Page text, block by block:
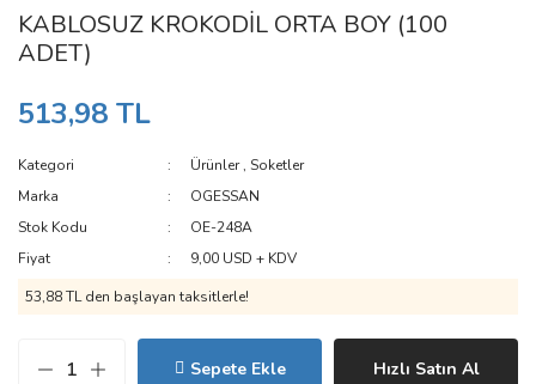
KABLOSUZ KROKODİL ORTA BOY (100
ADET)
513,98 TL
Kategori Ürünler,Soketler
Marka
OGESSAN
Stok Kodu
OE-248A
Fiyat
9,00 USD + KDV
53,88 TL den başlayan taksitlerle!
Sepete Ekle Hızlı Satın Al